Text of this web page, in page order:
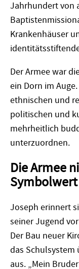
Jahrhundert von
Krankenhäuser
Der Armee war
ein Dorn im
ethnischen und
politischen und
mehrheitlich
unterzuordnen.
Die Armee
Symbolwert
Joseph erinnert
seiner Jugend
Der Bau neuer
das
aus. „Mein